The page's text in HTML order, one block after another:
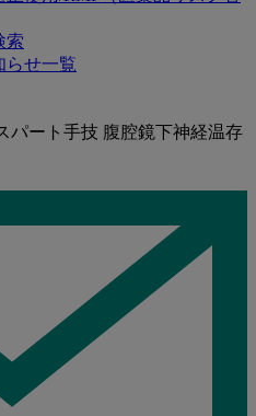
索
らせ一覧
パート手技 腹腔鏡下神経温存